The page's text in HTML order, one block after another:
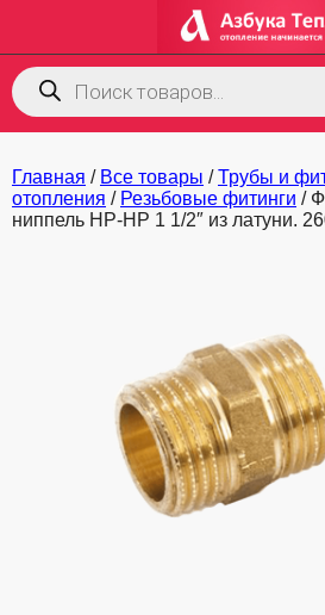
Поиск
товаров
Главная / Все товары /Трубы и
отопления / Резьбовые фитинги /
ниппель НР-НР 1 1/2″ из латуни.